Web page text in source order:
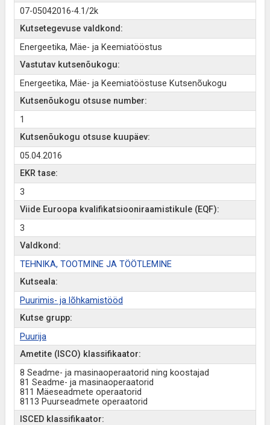
07-05042016-4.1/2k
Kutsetegevuse valdkond:
Energeetika, Mäe- ja Keemiatööstus
Vastutav kutsenõukogu:
Energeetika, Mäe- ja Keemiatööstuse Kutsenõukogu
Kutsenõukogu otsuse number:
1
Kutsenõukogu otsuse kuupäev:
05.04.2016
EKR tase:
3
Viide Euroopa kvalifikatsiooniraamistikule (EQF):
3
Valdkond:
TEHNIKA, TOOTMINE JA TÖÖTLEMINE
Kutseala:
Puurimis- ja lõhkamistööd
Kutse grupp:
Puurija
Ametite (ISCO) klassifikaator:
8 Seadme- ja masinaoperaatorid ning koostajad
81 Seadme- ja masinaoperaatorid
811 Mäeseadmete operaatorid
8113 Puurseadmete operaatorid
ISCED klassifikaator: